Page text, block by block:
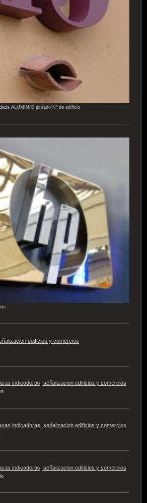
ALUMINIO pintado Nº de edificio